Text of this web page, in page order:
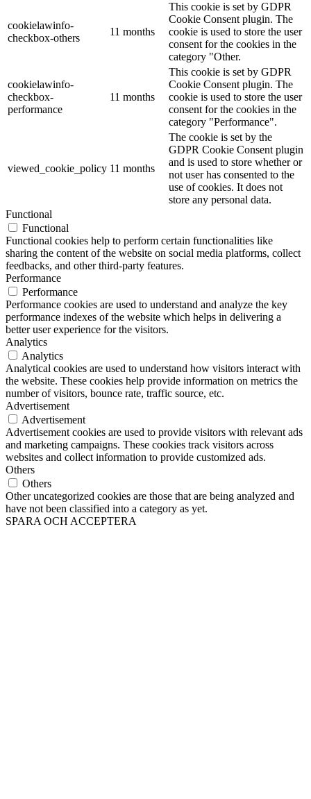
cookielawinfo-
checkbox-others
11 months
This cookie is set by GDPR
Cookie Consent plugin. The
cookie is used to store the user
consent for the cookies in the
category "Other.
cookielawinfo-
checkbox-
performance
11 months
This cookie is set by GDPR
Cookie Consent plugin. The
cookie is used to store the user
consent for the cookies in the
category "Performance".
viewed_cookie_policy 11 months
The cookie is set by the
GDPR Cookie Consent plugin
and is used to store whether or
not user has consented to the
use of cookies. It does not
store any personal data.
Functional
Functional
Functional cookies help to perform certain functionalities like
sharing the content of the website on social media platforms, collect
feedbacks, and other third-party features.
Performance
Performance
Performance cookies are used to understand and analyze the key
performance indexes of the website which helps in delivering a
better user experience for the visitors.
Analytics
Analytics
Analytical cookies are used to understand how visitors interact with
the website. These cookies help provide information on metrics the
number of visitors, bounce rate, traffic source, etc.
Advertisement
Advertisement
Advertisement cookies are used to provide visitors with relevant ads
and marketing campaigns. These cookies track visitors across
websites and collect information to provide customized ads.
Others
Others
Other uncategorized cookies are those that are being analyzed and
have not been classified into a category as yet.
SPARA OCH ACCEPTERA